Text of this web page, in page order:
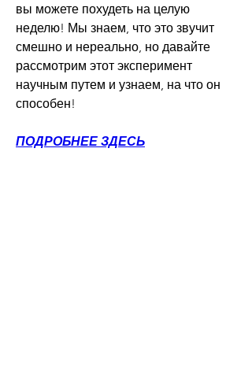
вы можете похудеть на целую
неделю! Мы знаем, что это звучит
смешно и нереально, но давайте
рассмотрим этот эксперимент
научным путем и узнаем, на что он
способен!
ПОДРОБНЕЕ ЗДЕСЬ